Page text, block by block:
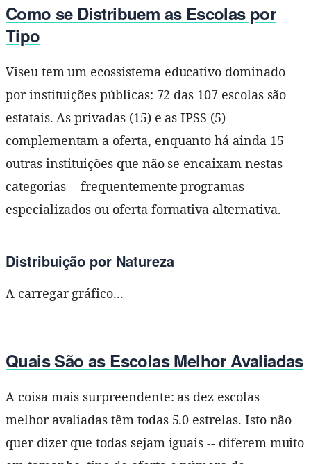
Como se Distribuem as Escolas por
Tipo
Viseu tem um ecossistema educativo dominado
por instituições públicas: 72 das 107 escolas são
estatais. As privadas (15) e as IPSS (5)
complementam a oferta, enquanto há ainda 15
outras instituições que não se encaixam nestas
categorias -- frequentemente programas
especializados ou oferta formativa alternativa.
Distribuição por Natureza
A carregar gráfico...
Quais São as Escolas Melhor Avaliadas
A coisa mais surpreendente: as dez escolas
melhor avaliadas têm todas 5.0 estrelas. Isto não
quer dizer que todas sejam iguais -- diferem muito